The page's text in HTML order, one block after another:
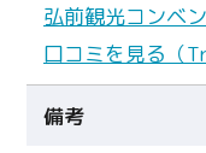
弘前観光コンベ
口コミを見る（
備考